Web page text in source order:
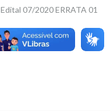
Edital 07/2020 ERRATA 01